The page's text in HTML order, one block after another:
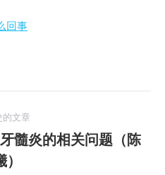
回事
的文章
历
史
髓炎的相关问题（陈
）